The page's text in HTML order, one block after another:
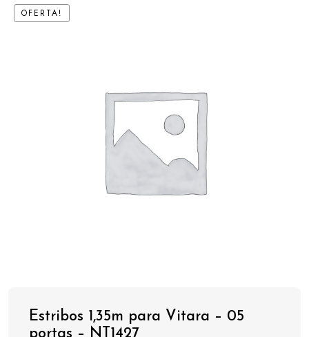
OFERTA!
Estribos 1,35m para Vitara – 05
portas – NT1427